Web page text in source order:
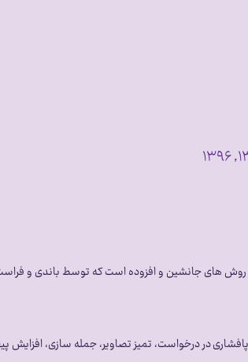
روش های جانشین و افزوده است که توسط باندی و